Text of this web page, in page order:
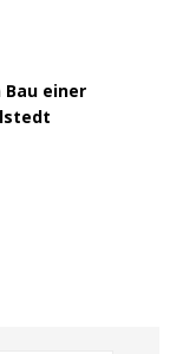
einer